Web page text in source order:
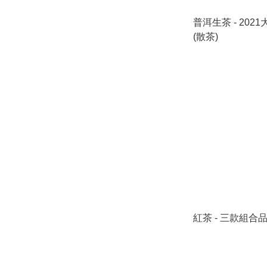
普洱生茶 - 2021
(散茶)
紅茶 - 三款組合